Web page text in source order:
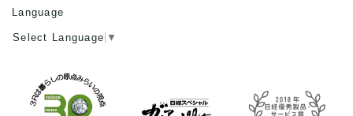
Language
Select Language ▼